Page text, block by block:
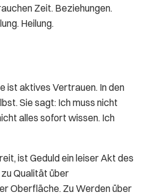
Zeit. Beziehungen.
Heilung.
ist aktives Vertrauen. In den
Sie sagt: Ich muss nicht
alles sofort wissen. Ich
ist Geduld ein leiser Akt des
Qualität über
Oberfläche. Zu Werden über